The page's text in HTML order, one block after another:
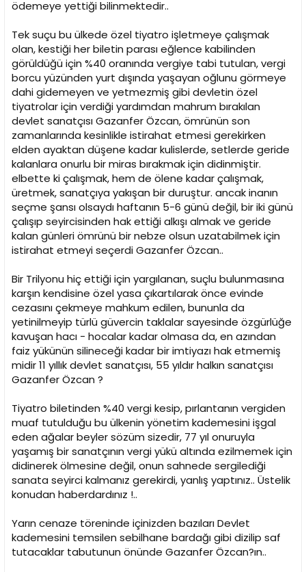
ödemeye yettiği bilinmektedir..
Tek suçu bu ülkede özel tiyatro işletmeye çalışmak
olan, kestiği her biletin parası eğlence kabilinden
görüldüğü için %40 oranında vergiye tabi tutulan, vergi
borcu yüzünden yurt dışında yaşayan oğlunu görmeye
dahi gidemeyen ve yetmezmiş gibi devletin özel
tiyatrolar için verdiği yardımdan mahrum bırakılan
devlet sanatçısı Gazanfer Özcan, ömrünün son
zamanlarında kesinlikle istirahat etmesi gerekirken
elden ayaktan düşene kadar kulislerde, setlerde geride
kalanlara onurlu bir miras bırakmak için didinmiştir.
elbette ki çalışmak, hem de ölene kadar çalışmak,
üretmek, sanatçıya yakışan bir duruştur. ancak inanın
seçme şansı olsaydı haftanın 5-6 günü değil, bir iki günü
çalışıp seyircisinden hak ettiği alkışı almak ve geride
kalan günleri ömrünü bir nebze olsun uzatabilmek için
istirahat etmeyi seçerdi Gazanfer Özcan..
Bir Trilyonu hiç ettiği için yargılanan, suçlu bulunmasına
karşın kendisine özel yasa çıkartılarak önce evinde
cezasını çekmeye mahkum edilen, bununla da
yetinilmeyip türlü güvercin taklalar sayesinde özgürlüğe
kavuşan hacı - hocalar kadar olmasa da, en azından
faiz yükünün silineceği kadar bir imtiyazı hak etmemiş
midir 11 yıllık devlet sanatçısı, 55 yıldır halkın sanatçısı
Gazanfer Özcan ?
Tiyatro biletinden %40 vergi kesip, pırlantanın vergiden
muaf tutulduğu bu ülkenin yönetim kademesini işgal
eden ağalar beyler sözüm sizedir, 77 yıl onuruyla
yaşamış bir sanatçının vergi yükü altında ezilmemek için
didinerek ölmesine değil, onun sahnede sergilediği
sanata seyirci kalmanız gerekirdi, yanlış yaptınız.. Üstelik
konudan haberdardınız !..
Yarın cenaze töreninde içinizden bazıları Devlet
kademesini temsilen sebilhane bardağı gibi dizilip saf
tutacaklar tabutunun önünde Gazanfer Özcan?ın..